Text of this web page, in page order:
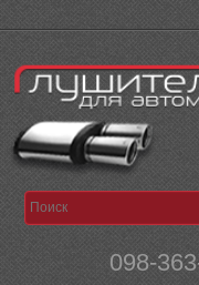
098-